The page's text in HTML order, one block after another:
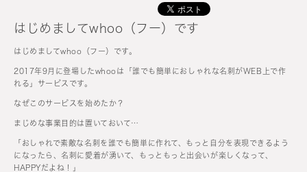
はじめましてwhoo（フー）です
はじめましてwhoo（フー）です。
2017年9月に登場したwhooは「誰でも簡単におしゃれな名刺がWEB上で作
れる」サービスです。
なぜこのサービスを始めたか？
まじめな事業目的は置いておいて…
「おしゃれで素敵な名刺を誰でも簡単に作れて、もっと自分を表現できるよう
になったら、名刺に愛着が湧いて、もっともっと出会いが楽しくなって、
HAPPYだよね！」